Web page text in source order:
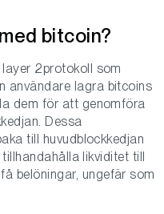
bitcoin?
2protokoll som
användare lagra bitcoins
dem för att genomföra
Dessa
till huvudblockkedjan
likviditet till
belöningar, ungefär som